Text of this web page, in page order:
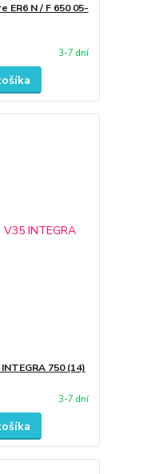
ER6 N / F 650 05-
3-7 dní
750 (14)
3-7 dní